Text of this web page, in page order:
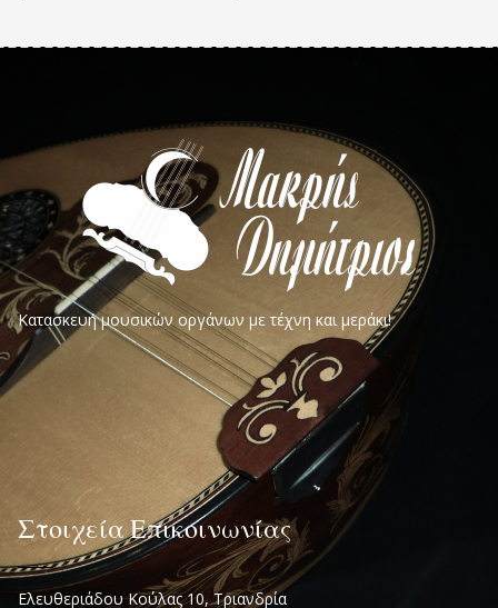
Κατασκευή μουσικών οργάνων με τέχνη και μεράκι!
Στοιχεία Επικοινωνίας
Ελευθεριάδου Κούλας 10, Τριανδρία